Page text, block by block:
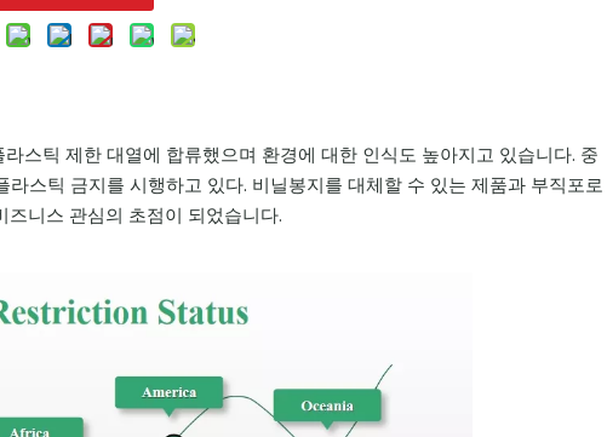
스틱 제한 대열에 합류했으며 환경에 대한 인식도 높아지고 있습니다. 중
스틱 금지를 시행하고 있다. 비닐봉지를 대체할 수 있는 제품과 부직포로
니스 관심의 초점이 되었습니다.